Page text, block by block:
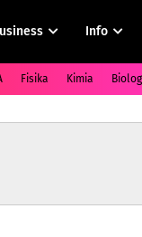
Info
Fisika Kimia